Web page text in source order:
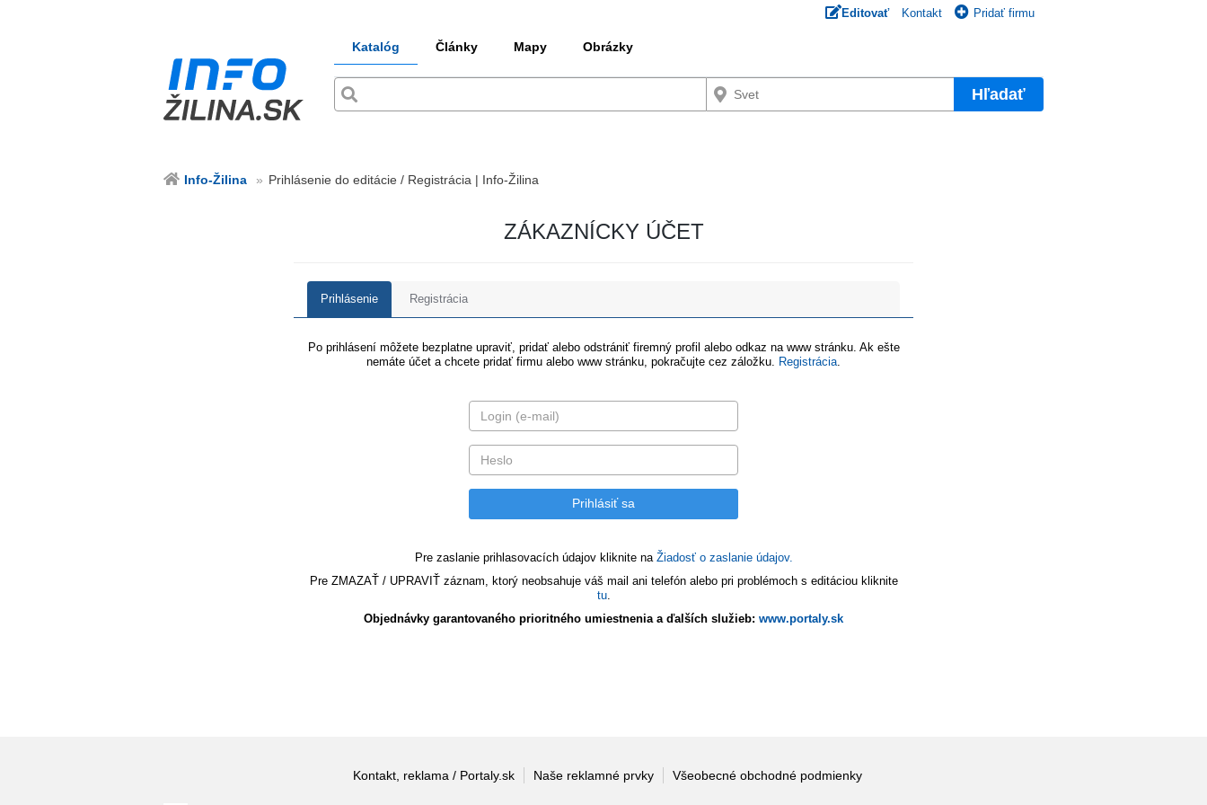
Editovať Kontakt Pridať firmu
Katalóg Články Mapy Obrázky
Hľadať
Info-Žilina Prihlásenie do editácie / Registrácia | Info-Žilina
ZÁKAZNÍCKY ÚČET
Prihlásenie Registrácia
Po prihlásení môžete bezplatne upraviť, pridať alebo odstrániť firemný profil alebo odkaz na www stránku. Ak ešte
nemáte účet a chcete pridať firmu alebo www stránku, pokračujte cez záložku.
Registrácia
Pre zaslanie prihlasovacích údajov kliknite na Žiadosť o zaslanie údajov.
Pre ZMAZAŤ / UPRAVIŤ záznam, ktorý neobsahuje váš mail ani telefón alebo pri problémoch s editáciou kliknite
tu.
Objednávky garantovaného prioritného umiestnenia a ďalších služieb: www.portaly.sk
Kontakt, reklama / Portaly.sk Naše reklamné prvky Všeobecné obchodné podmienky